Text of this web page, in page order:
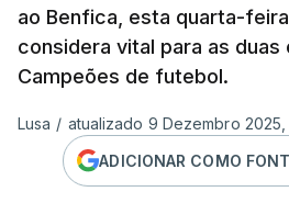
ao Benfica, esta quarta-
considera vital para as duas
Campeões de futebol.
Lusa / atualizado 9 Dezembro 2025,
ADICIONAR COMO